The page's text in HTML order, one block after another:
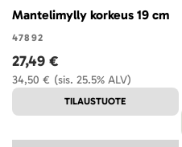
Mantelimylly korkeus 19 cm
47892
(sis. 25.5% ALV)
34,50 €
27,49 €
TILAUSTUOTE